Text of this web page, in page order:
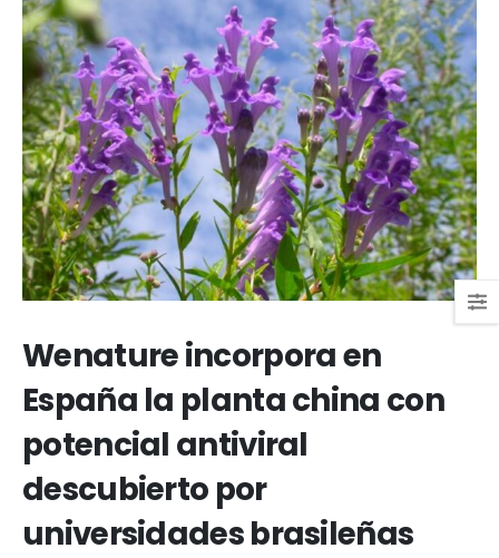
Wenature incorpora en
España la planta china con
potencial antiviral
descubierto por
universidades brasileñas